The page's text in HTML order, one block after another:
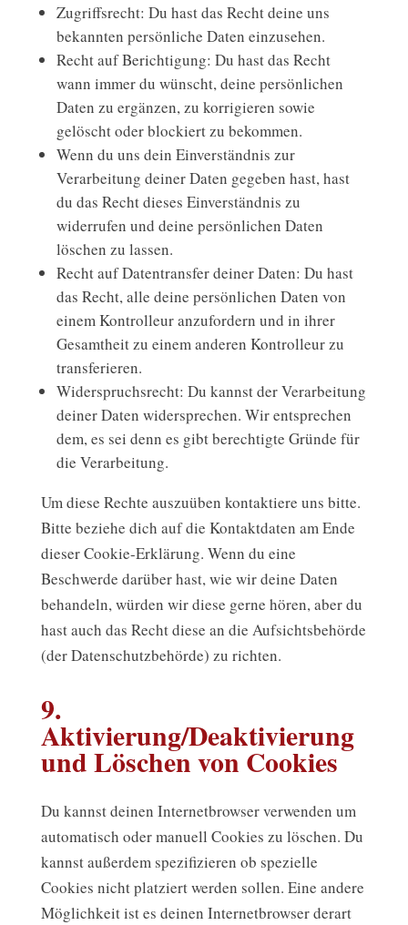
Zugriffsrecht: Du hast das Recht deine uns
bekannten persönliche Daten einzusehen.
Recht auf Berichtigung: Du hast das Recht
wann immer du wünscht, deine persönlichen
Daten zu ergänzen, zu korrigieren sowie
gelöscht oder blockiert zu bekommen.
Wenn du uns dein Einverständnis zur
Verarbeitung deiner Daten gegeben hast, hast
du das Recht dieses Einverständnis zu
widerrufen und deine persönlichen Daten
löschen zu lassen.
Recht auf Datentransfer deiner Daten: Du hast
das Recht, alle deine persönlichen Daten von
einem Kontrolleur anzufordern und in ihrer
Gesamtheit zu einem anderen Kontrolleur zu
transferieren.
Widerspruchsrecht: Du kannst der Verarbeitung
deiner Daten widersprechen. Wir entsprechen
dem, es sei denn es gibt berechtigte Gründe für
die Verarbeitung.
Um diese Rechte auszuüben kontaktiere uns bitte.
Bitte beziehe dich auf die Kontaktdaten am Ende
dieser Cookie-Erklärung. Wenn du eine
Beschwerde darüber hast, wie wir deine Daten
behandeln, würden wir diese gerne hören, aber du
hast auch das Recht diese an die Aufsichtsbehörde
(der Datenschutzbehörde) zu richten.
9.
Aktivierung/Deaktivierung
und Löschen von Cookies
Du kannst deinen Internetbrowser verwenden um
automatisch oder manuell Cookies zu löschen. Du
kannst außerdem spezifizieren ob spezielle
Cookies nicht platziert werden sollen. Eine andere
Möglichkeit ist es deinen Internetbrowser derart